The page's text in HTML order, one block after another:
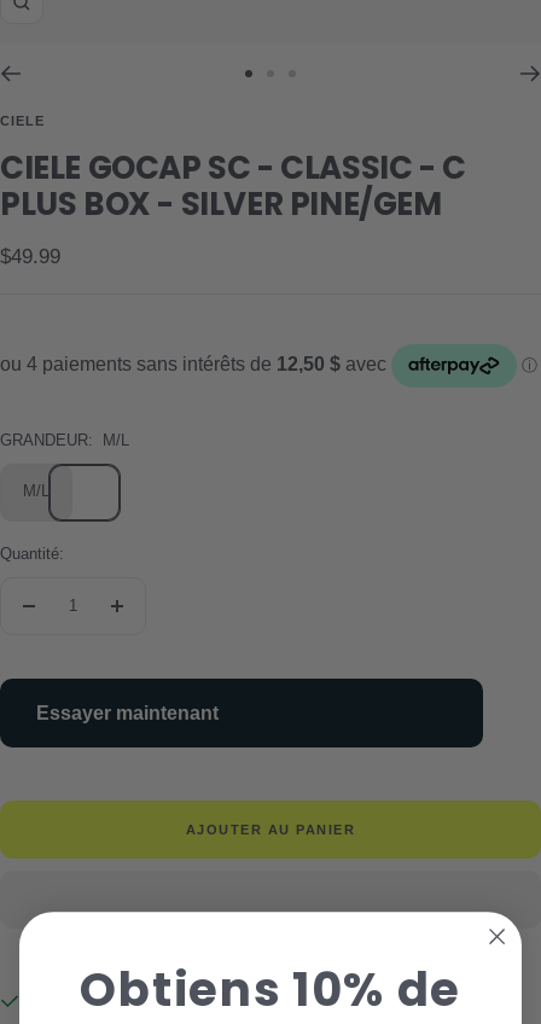
Zoom
1
2
3
CIELE
CIELE GOCAP SC - CLASSIC - C
PLUS BOX - SILVER PINE/GEM
Prix
$49.99
GRANDEUR: M/L
M/L
Quantité:
Réduire
Augmenter
Essayer maintenant
AJOUTER AU PANIER
Récupération disponible à La Boutique Du Lac
Obtiens 10% de